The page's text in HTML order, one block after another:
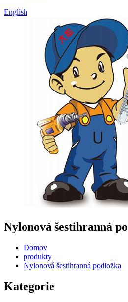
English
Nylonová šestihranná
Domov
produkty
Nylonová šestihranná podložka
Kategorie